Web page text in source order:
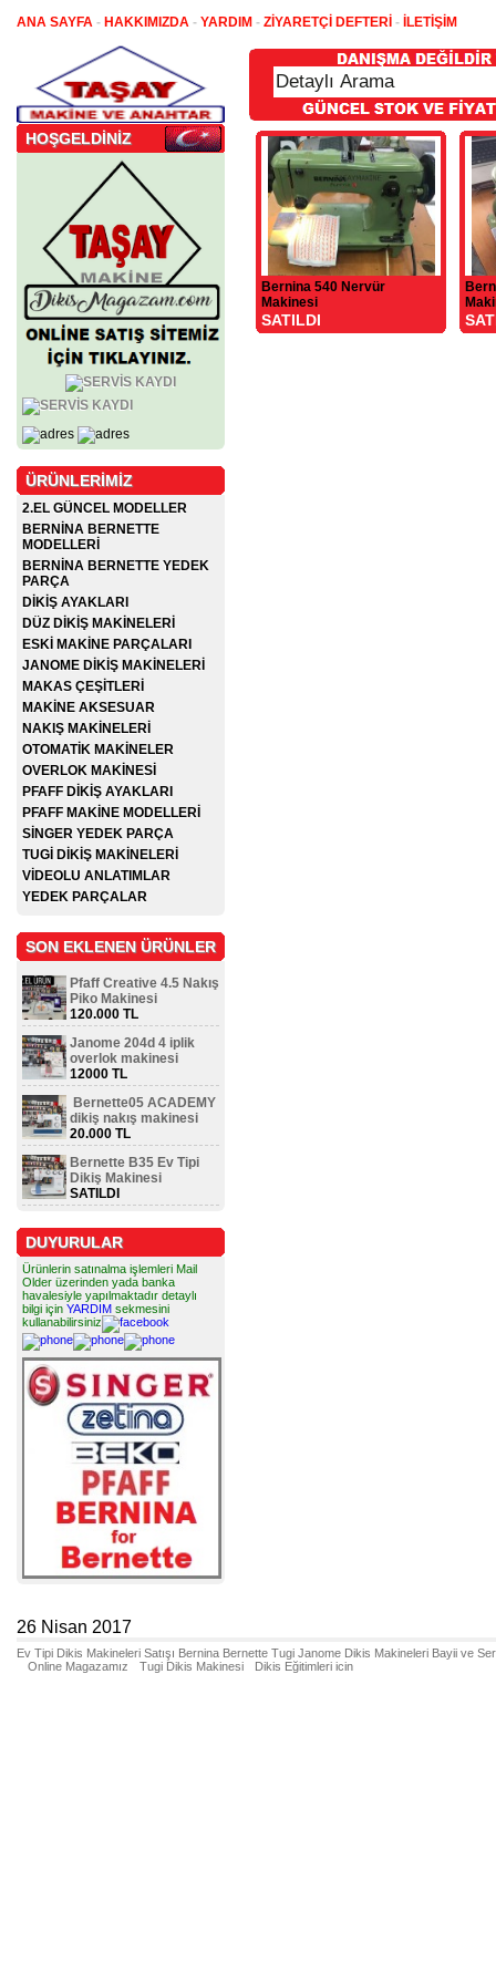
ANA SAYFA - HAKKIMIZDA - YARDIM - ZİYARETÇİ DEFTERİ - İLETİŞİM
HOŞGELDİNİZ
ÜRÜNLERİMİZ
2.EL GÜNCEL MODELLER
BERNİNA BERNETTE
MODELLERİ
BERNİNA BERNETTE YEDEK
PARÇA
DİKİŞ AYAKLARI
DÜZ DİKİŞ MAKİNELERİ
ESKİ MAKİNE PARÇALARI
JANOME DİKİŞ MAKİNELERİ
MAKAS ÇEŞİTLERİ
MAKİNE AKSESUAR
NAKIŞ MAKİNELERİ
OTOMATİK MAKİNELER
OVERLOK MAKİNESİ
PFAFF DİKİŞ AYAKLARI
PFAFF MAKİNE MODELLERİ
SİNGER YEDEK PARÇA
TUGİ DİKİŞ MAKİNELERİ
VİDEOLU ANLATIMLAR
YEDEK PARÇALAR
SON EKLENEN ÜRÜNLER
Pfaff Creative 4.5 Nakış
Piko Makinesi
120.000 TL
Janome 204d 4 iplik
overlok makinesi
12000 TL
Bernette05 ACADEMY
dikiş nakış makinesi
20.000 TL
Bernette B35 Ev Tipi
Dikiş Makinesi
SATILDI
DUYURULAR
Ürünlerin satınalma işlemleri Mail
Older üzerinden yada banka
havalesiyle yapılmaktadır detaylı
bilgi için YARDIM sekmesini
kullanabilirsiniz
Bernina 540 Nervür
Makinesi
SATILDI
26 Nisan 2017
Ev Tipi Dikis Makineleri Satışı Bernina Bernette Tugi Janome Dikis Makineleri Bayii ve
Online Magazamız
Tugi Dikis Makinesi Dikis Eğitimleri icin